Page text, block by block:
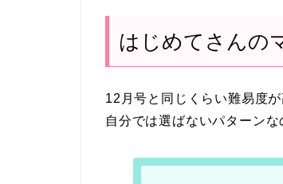
はじめてさんの
12月号と同じくらい難易度が
自分では選ばないパターン